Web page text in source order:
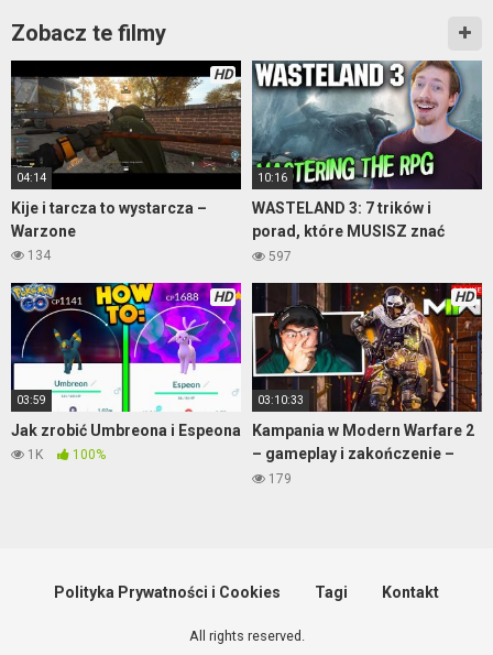
Zobacz te filmy
HD
04:14
Kije i tarcza to wystarcza –
Warzone
134
10:16
WASTELAND 3: 7 trików i
porad, które MUSISZ znać
zanim zaczniesz grać
597
HD
03:59
Jak zrobić Umbreona i Espeona
1K 100%
HD
03:10:33
Kampania w Modern Warfare 2
– gameplay i zakończenie –
część 2
179
Polityka Prywatności i Cookies Tagi Kontakt
All rights reserved.